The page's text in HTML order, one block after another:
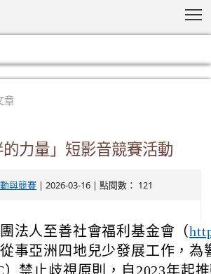
章
的力量」短影音競賽活動
與競賽 | 2026-03-16 | 點閱數： 121
法人至善社會福利基金會 （
事亞洲四地兒少發展工作，為
）禁止歧視原則，自2023年起